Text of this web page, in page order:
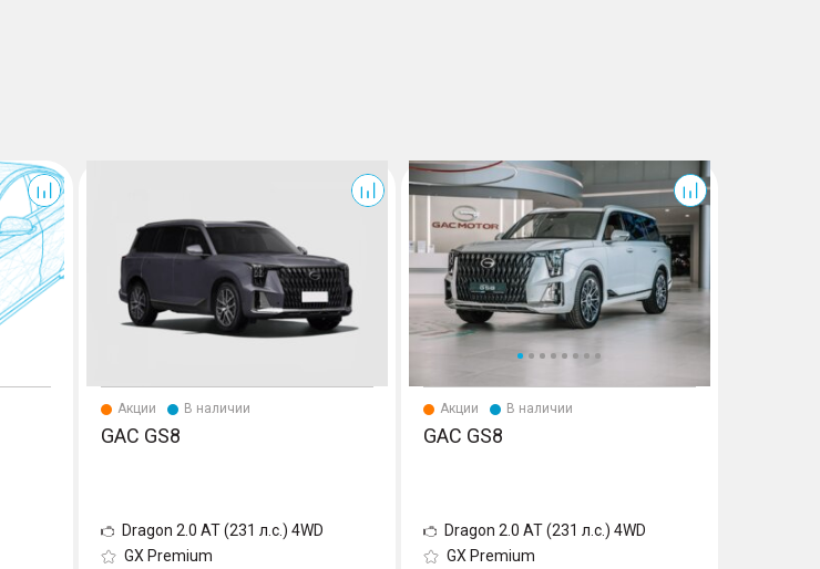
Акции В наличии
GAC GS8
Dragon 2.0 AT (231 л.с.) 4WD
GX Premium
GS8
Акции В наличии
GAC GS8
Dragon 2.0 AT (231 л.с.) 4WD
GX Premium